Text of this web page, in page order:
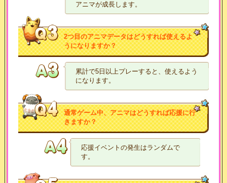
アニマが成長します。
2つ目のアニマデータはどうすれば使えるよ
うになりますか？
累計で5日以上プレーすると、使えるよう
になります。
通常ゲーム中、アニマはどうすれば応援に行
きますか？
応援イベントの発生はランダムで
す。